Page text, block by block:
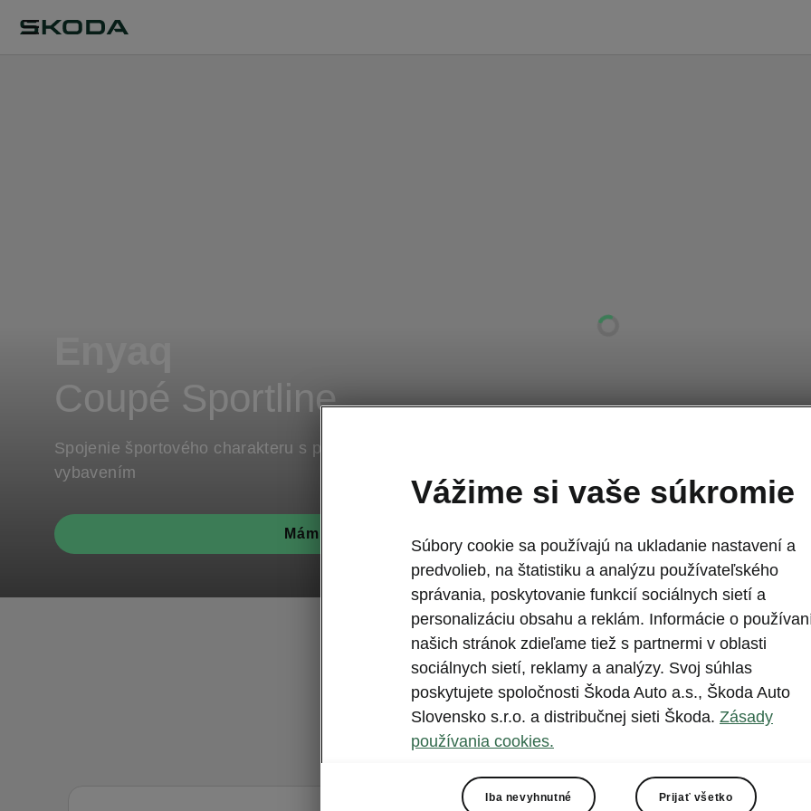
Coupé Sportline
Spojenie športového charakteru s prémiovým
vybavením
Mám záujem
Ďalšie varianty modelu
Škoda Enyaq Coupé
Vážime si vaše súkromie
Súbory cookie sa používajú na ukladanie nastavení a
predvolieb, na štatistiku a analýzu používateľského
správania, poskytovanie funkcií sociálnych sietí a
personalizáciu obsahu a reklám. Informácie o
našich stránok zdieľame tiež s partnermi v oblasti
sociálnych sietí, reklamy a analýzy. Svoj súhlas
poskytujete spoločnosti Škoda Auto a.s., Škoda Auto
Slovensko s.r.o. a distribučnej sieti Škoda. Zásady
používania cookies.
Iba nevyhnutné Prijať všetko